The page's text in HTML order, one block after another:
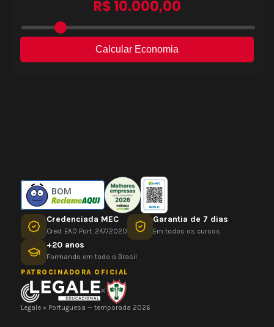
BOM
Credenciada MEC
Cred. EAD Port. 247/2020
Garantia de 7 dias
Em todos os cursos
+20 anos
Formando em todo o Brasil
PATROCINADORA OFICIAL
×
Legale × Portuguesa — temporada 2026